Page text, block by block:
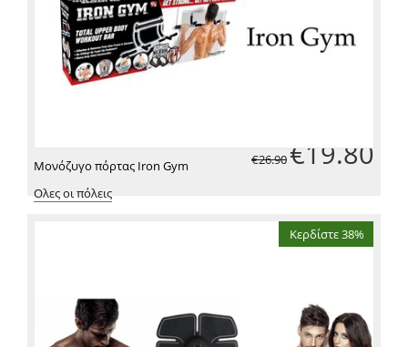
Μονόζυγο πόρτας Iron Gym
Ολες οι πόλεις
€26.90€19.80
Κερδίστε 38%